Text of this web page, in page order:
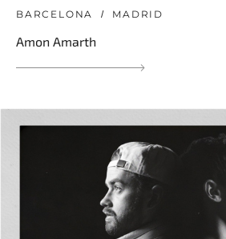
BARCELONA MADRID
Amon Amarth